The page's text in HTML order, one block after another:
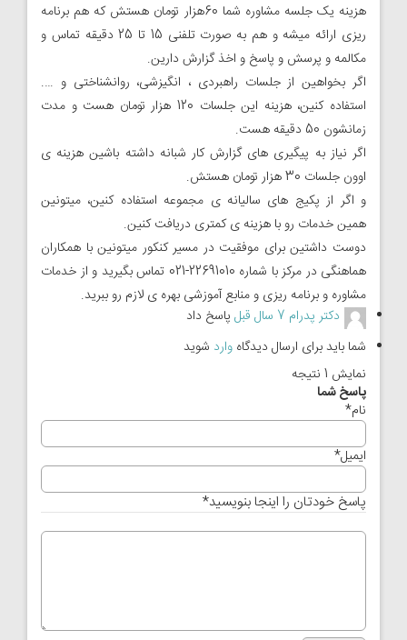
هزینه یک جلسه مشاوره شما 60هزار تومان هستش که هم برنامه
ریزی ارائه میشه و هم به صورت تلفنی 15 تا 25 دقیقه تماس و
مکالمه و پرسش و پاسخ و اخذ گزارش دارین.
اگر بخواهین از جلسات راهبردی ، انگیزشی، روانشناختی و ….
استفاده کنین، هزینه این جلسات 120 هزار تومان هست و مدت
زمانشون 50 دقیقه هست.
اگر نیاز به پیگیری های گزارش کار شبانه داشته باشین هزینه ی
اوون جلسات 30 هزار تومان هستش.
و اگر از پکیج های سالیانه ی مجموعه استفاده کنین، میتونین
همین خدمات رو با هزینه ی کمتری دریافت کنین.
دوست داشتین برای موفقیت در مسیر کنکور میتونین با همکاران
هماهنگی در مرکز با شماره 22691010-021 تماس بگیرید و از خدمات
مشاوره و برنامه ریزی و منابع آموزشی بهره ی لازم رو ببرید.
دکتر پدرام 7 سال قبل
پاسخ داد
شما باید برای ارسال دیدگاه وارد شوید
نمایش 1 نتیجه
پاسخ شما
نام*
ایمیل*
پاسخ خودتان را اینجا بنویسید*